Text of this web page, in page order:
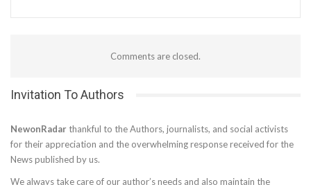
Comments are closed.
Invitation To Authors
NewonRadar thankful to the Authors, journalists, and social activists
for their appreciation and the overwhelming response received for the
News published by us.
We always take care of our author’s needs and also maintain the